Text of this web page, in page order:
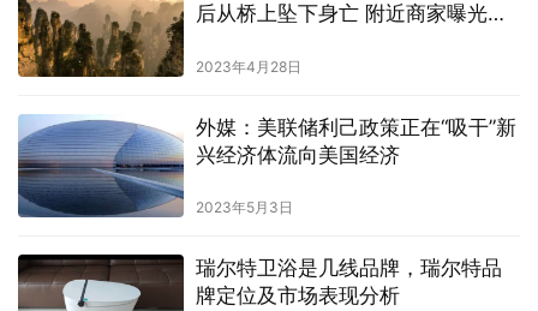
后从桥上坠下身亡 附近商家曝光了
2023年4月28日
外媒：美联储利己政策正在“吸干”新
兴经济体流向美国经济
2023年5月3日
瑞尔特卫浴是几线品牌，瑞尔特品
牌定位及市场表现分析